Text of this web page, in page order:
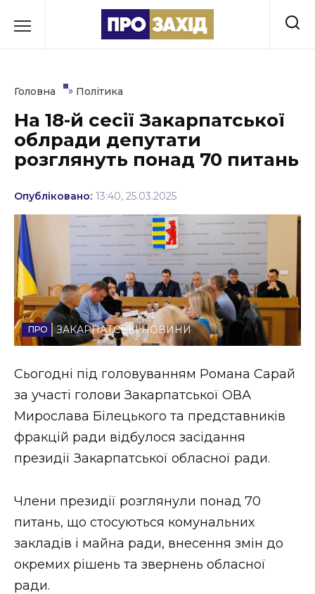
до
Культура
Освіта
Події
Політика
Соціум
Спорт
Стиль життя
Втрачений Ужгород (відеоверсія)
ЗАКАРПАТСЬКІ НОВИНИ
НОВИНИ ЗАХІДНОЇ УКРАЇНИ
ФОТО
Головна » Політика
На 18-й сесії Закарпатської
облради депутати
розглянуть понад 70 питань
Опубліковано: 13:40, 25.03.2025
ЗАКАРПАТСЬКІ НОВИНИ
Сьогодні під головуванням Романа Сарай
за участі голови Закарпатської ОВА
Мирослава Білецького та представників
фракцій ради відбулося засідання
президії Закарпатської обласної ради.
Члени президії розглянули понад 70
питань, що стосуються комунальних
закладів і майна ради, внесення змін до
окремих рішень та звернень обласної
ради.